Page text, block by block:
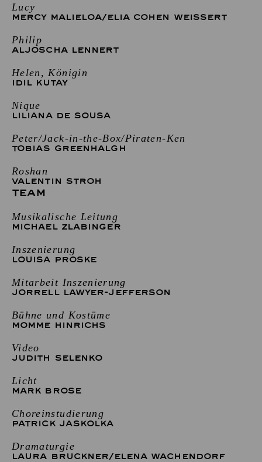
Lucy
MERCY MALIELOA/ELIA COHEN WEISSERT
Philip
ALJOSCHA LENNERT
Helen, Königin
IDIL KUTAY
Nique
LILIANA DE SOUSA
Peter/Jack-in-the-Box/Piraten-Ken
TOBIAS GREENHALGH
Roshan
VALENTIN STROH
TEAM
Musikalische Leitung
MICHAEL ZLABINGER
Inszenierung
LOUISA PROSKE
Mitarbeit Inszenierung
JORRELL LAWYER-JEFFERSON
Bühne und Kostüme
MOMME HINRICHS
Video
JUDITH SELENKO
Licht
MARK BROSE
Choreinstudierung
PATRICK JASKOLKA
Dramaturgie
LAURA BRUCKNER/ELENA WACHENDORF